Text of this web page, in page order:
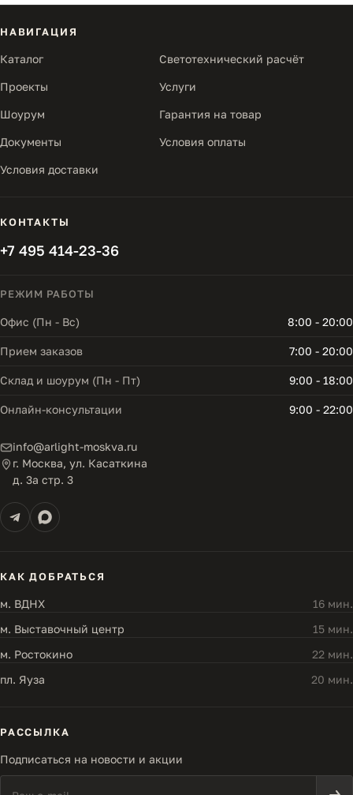
НАВИГАЦИЯ
Каталог Светотехнический расчёт
Проекты Услуги
Шоурум Гарантия на товар
Документы Условия оплаты
Условия доставки
КОНТАКТЫ
+7 495 414-23-36
РЕЖИМ РАБОТЫ
Офис (Пн - Вс) 8:00 - 20:00
Прием заказов 7:00 - 20:00
Склад и шоурум (Пн - Пт) 9:00 - 18:00
Онлайн-консультации 9:00 - 22:00
info@arlight-moskva.ru
г. Москва, ул. Касаткина
д. 3а стр. 3
КАК ДОБРАТЬСЯ
м. ВДНХ
16 мин.
м. Выставочный центр
15 мин.
м. Ростокино
22 мин.
пл. Яуза
20 мин.
РАССЫЛКА
Подписаться на новости и акции